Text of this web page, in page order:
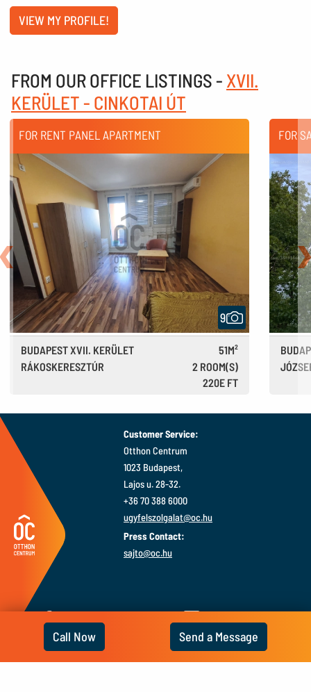
VIEW MY PROFILE!
Call Now Send a Message
FROM OUR OFFICE LISTINGS - XVII.
KERÜLET - CINKOTAI ÚT
FOR RENT PANEL APARTMENT
9
BUDAPEST XVII. KERÜLET
51M²
RÁKOSKERESZTÚR
2 ROOM(S)
220E FT
FOR
Back
Customer Service:
Otthon Centrum
1023 Budapest,
Lajos u. 28-32.
+36 70 388 6000
ugyfelszolgalat@oc.hu
Press Contact:
sajto@oc.hu